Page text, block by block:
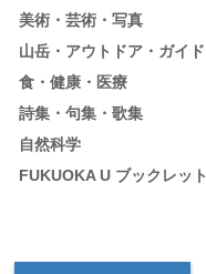
美術・芸術・写真
山岳・アウトドア・ガイド
食・健康・医療
詩集・句集・歌集
自然科学
FUKUOKA U ブックレット